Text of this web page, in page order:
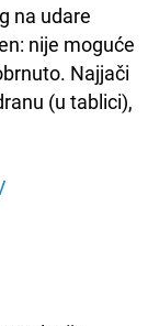
na udare
nije moguće
Najjači
(u tablici),